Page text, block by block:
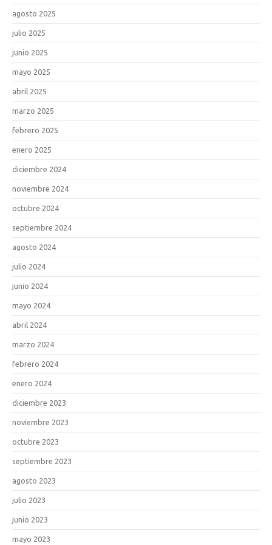
agosto 2025
julio 2025
junio 2025
mayo 2025
abril 2025
marzo 2025
febrero 2025
enero 2025
diciembre 2024
noviembre 2024
octubre 2024
septiembre 2024
agosto 2024
julio 2024
junio 2024
mayo 2024
abril 2024
marzo 2024
febrero 2024
enero 2024
diciembre 2023
noviembre 2023
octubre 2023
septiembre 2023
agosto 2023
julio 2023
junio 2023
mayo 2023